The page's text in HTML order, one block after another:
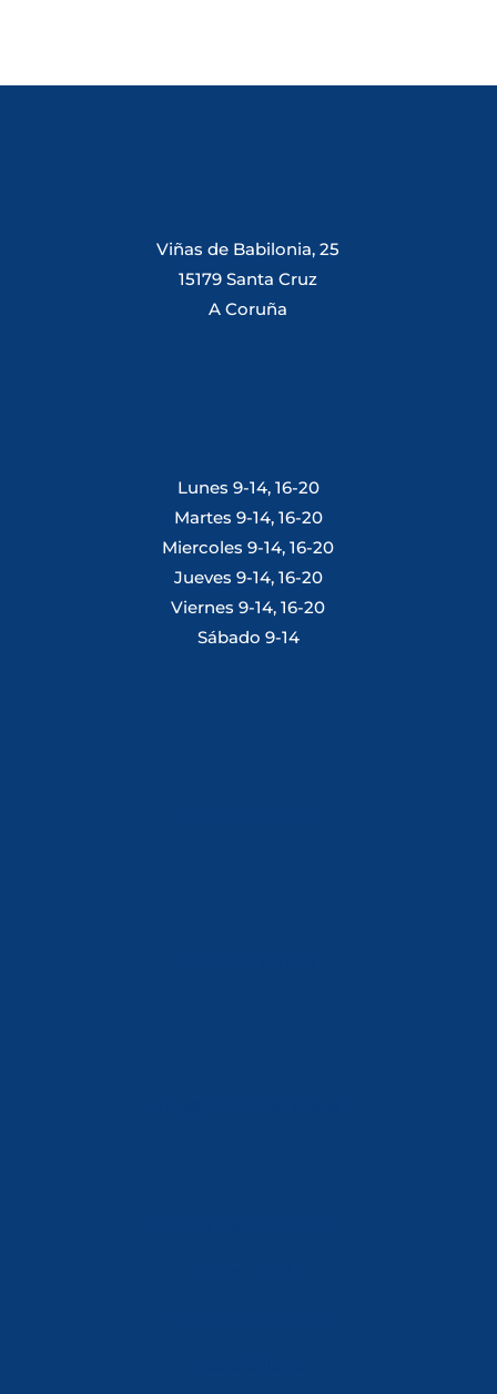
Viñas de Babilonia, 25
15179 Santa Cruz
A Coruña
Lunes 9-14, 16-20
Martes 9-14, 16-20
Miercoles 9-14, 16-20
Jueves 9-14, 16-20
Viernes 9-14, 16-20
Sábado 9-14